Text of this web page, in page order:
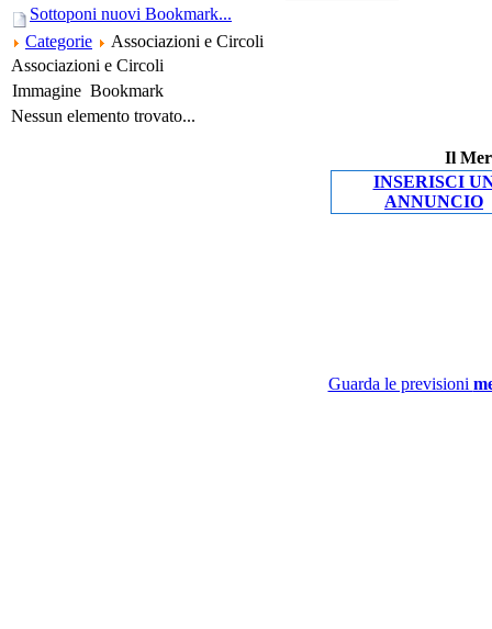
Sottoponi nuovi Bookmark...
Categorie
Associazioni e Circoli
Associazioni e Circoli
Immagine Bookmark
Nessun elemento trovato...
Il
INSERISCI
ANNUNCIO
Guarda le previsioni